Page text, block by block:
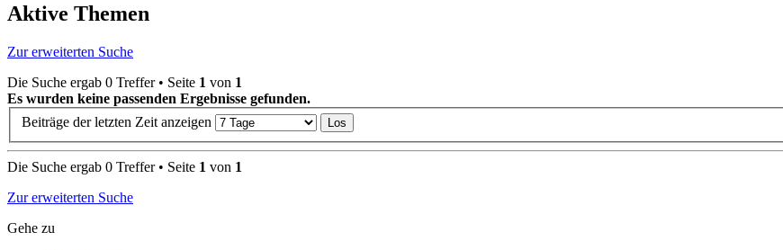
Aktive Themen
Zur erweiterten Suche
Die Suche ergab 0 Treffer • Seite 1 von 1
Es wurden keine passenden Ergebnisse gefunden.
Beiträge der letzten Zeit anzeigen
Die Suche ergab 0 Treffer • Seite 1 von 1
Zur erweiterten Suche
Gehe zu